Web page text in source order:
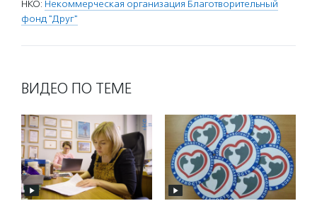
НКО: Некоммерческая организация Благотворительный
фонд "Друг"
ВИДЕО ПО ТЕМЕ